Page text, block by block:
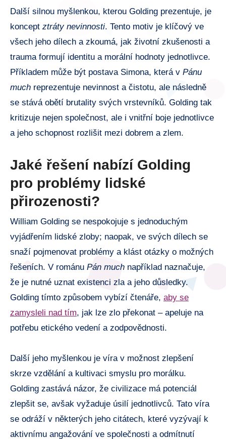
Další silnou myšlenkou, kterou Golding prezentuje, je
koncept ztráty nevinnosti. Tento motiv je klíčový ve
všech jeho dílech a zkoumá, jak životní zkušenosti a
trauma formují identitu a morální hodnoty jednotlivce.
Příkladem může být postava Simona, která v Pánu
much reprezentuje nevinnost a čistotu, ale následně
se stává obětí brutality svých vrstevníků. Golding tak
kritizuje nejen společnost, ale i vnitřní boje jednotlivce
a jeho schopnost rozlišit mezi dobrem a zlem.
Jaké řešení nabízí Golding
pro problémy lidské
přirozenosti?
William Golding se nespokojuje s jednoduchým
vyjádřením lidské zloby; naopak, ve svých dílech se
snaží pojmenovat problémy a klást otázky o možných
řešeních. V románu Pán much například naznačuje,
že je nutné uznat existenci zla a jeho důsledky.
Golding tímto způsobem vybízí čtenáře, aby se
zamysleli nad tím, jak lze zlo překonat – apeluje na
potřebu etického vedení a zodpovědnosti.
Další jeho myšlenkou je víra v možnost zlepšení
skrze vzdělání a kultivaci smyslu pro morálku.
Golding zastává názor, že civilizace má potenciál
zlepšit se, avšak vyžaduje úsilí jednotlivců. Tato víra
se odráží v některých jeho citátech, které vyzývají k
aktivnímu angažování ve společnosti a odmítnutí